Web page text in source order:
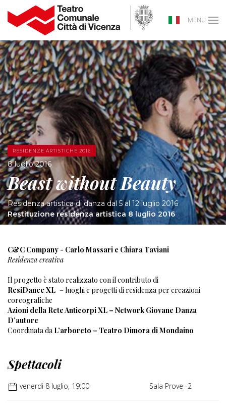
MENU
RESIDENZE ARTISTICHE 2016
8 luglio 2016
Beast without Beauty
Residenza artistica di danza dal 5 al 12 luglio 2016
Restituzione residenza artistica 8 luglio 2016
C&C Company - Carlo Massari e Chiara Taviani
Residenza creativa
Il progetto è stato realizzato con il contributo di
ResiDance XL – luoghi e progetti di residenza per creazioni
coreografiche
Azioni della Rete Anticorpi XL – Network Giovane Danza
D’autore
Coordinata da L’arboreto – Teatro Dimora di Mondaino
Spettacoli
venerdì 8 luglio, 19:00 Sala Prove -2